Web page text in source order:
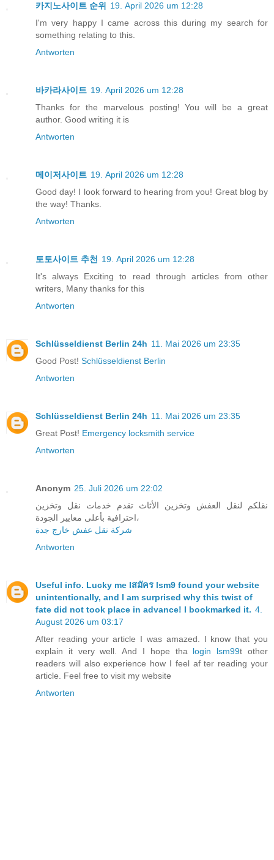
카지노사이트 순위
19. April 2026 um 12:28
I'm very happy I came across this during my search for
something relating to this.
Antworten
바카라사이트 19. April 2026 um 12:28
Thanks for the marvelous posting! You will be a great
author. Good writing it is
Antworten
메이저사이트 19. April 2026 um 12:28
Good day! I look forward to hearing from you! Great blog by
the way! Thanks.
Antworten
토토사이트 추천 19. April 2026 um 12:28
It's always Exciting to read thrоugh articles fгom other
writers, Many thanks for this
Antworten
Schlüsseldienst Berlin 24h 11. Mai 2026 um 23:35
Good Post! Schlüsseldienst Berlin
Antworten
Schlüsseldienst Berlin 24h 11. Mai 2026 um 23:35
Great Post! Emergency locksmith service
Antworten
Anonym 25. Juli 2026 um 22:02
نقلكم لنقل العفش وتخزين الأثاث تقدم خدمات نقل وتخزين
احترافية بأعلى معايير الجودة،
شركة نقل عفش خارج جدة
Antworten
Useful info. Lucky me Iสมัคร lsm9 found your website
unintentionally, and I am surprised why this twist of
fate did not took place in advance! I bookmarked it. 4.
August 2026 um 03:17
After reading your article I was amazed. I know that you
explain it very well. And I hope tha login lsm99t other
readers will also experience how I feel af ter reading your
article. Feel free to visit my website
Antworten